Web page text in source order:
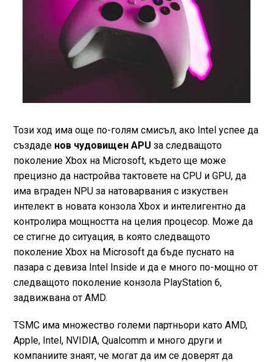
Този ход има още по-голям смисъл, ако Intel успее да
създаде нов чудовищен APU за следващото
поколение Xbox на Microsoft, където ще може
прецизно да настройва тактовете на CPU и GPU, да
има вграден NPU за натоварвания с изкуствен
интелект в новата конзола Xbox и интелигентно да
контролира мощността на целия процесор. Може да
се стигне до ситуация, в която следващото
поколение Xbox на Microsoft да бъде пуснато на
пазара с девиза Intel Inside и да е много по-мощно от
следващото поколение конзола PlayStation 6,
задвижвана от AMD.
TSMC има множество големи партньори като AMD,
Apple, Intel, NVIDIA, Qualcomm и много други и
компаниите знаят, че могат да им се доверят да